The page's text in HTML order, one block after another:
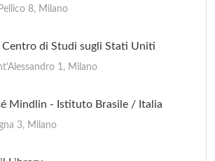
8, Milano
Centro di Studi sugli Stati Uniti
1, Milano
Mindlin - Istituto Brasile / Italia
3, Milano